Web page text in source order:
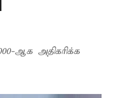
ஆக அதிகரிக்க